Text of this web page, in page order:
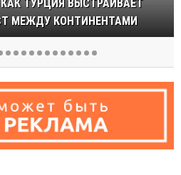
ТУРЦИЯ ВЫСТРАИВАЕТ
МЕЖДУ КОНТИНЕНТАМИ